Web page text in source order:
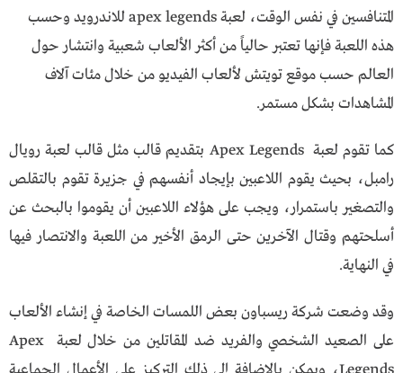
المتنافسين في نفس الوقت، لعبة apex legends للاندرويد وحسب
هذه اللعبة فإنها تعتبر حالياً من أكثر الألعاب شعبية وانتشار حول
العالم حسب موقع تويتش لألعاب الفيديو من خلال مئات آلاف
المشاهدات بشكل مستمر.
كما تقوم لعبة Apex Legends بتقديم قالب مثل قالب لعبة رويال
رامبل، بحيث يقوم اللاعبين بإيجاد أنفسهم في جزيرة تقوم بالتقلص
والتصغير باستمرار، ويجب على هؤلاء اللاعبين أن يقوموا بالبحث عن
أسلحتهم وقتال الآخرين حتى الرمق الأخير من اللعبة والانتصار فيها
في النهاية.
وقد وضعت شركة ريسباون بعض اللمسات الخاصة في إنشاء الألعاب
على الصعيد الشخصي والفريد ضد المقاتلين من خلال لعبة Apex